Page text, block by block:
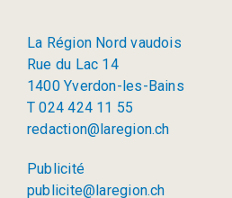
La Région Nord vaudois
Rue du Lac 14
1400 Yverdon-les-Bains
T 024 424 11 55
redaction@laregion.ch
Publicité
publicite@laregion.ch